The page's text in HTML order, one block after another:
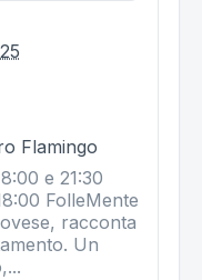
Flamingo
e 21:30
FolleMente
racconta
Un